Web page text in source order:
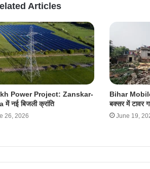
Articles
Power Project: Zanskar-
में नई बिजली क्रांति
26, 2026
Bihar
बक्सर में टावर
June 19,